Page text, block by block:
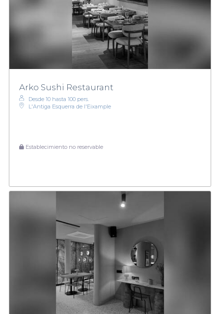
Arko Sushi Restaurant
Desde 10 hasta 100 pers.
L'Antiga Esquerra de l'Eixample
Establecimiento no reservable